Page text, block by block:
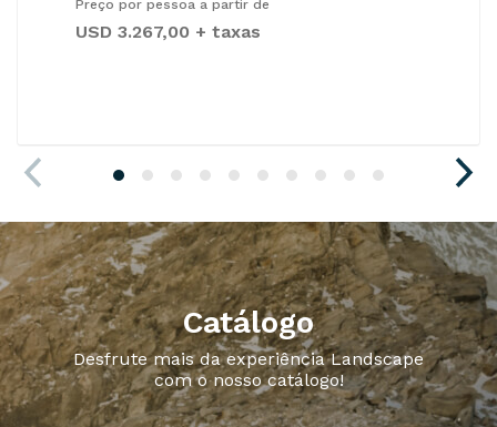
Preço por pessoa a partir de
USD 3.267,00 + taxas
Catálogo
Desfrute mais da experiência Landscape
com o nosso catálogo!